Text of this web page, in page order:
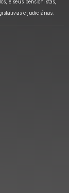
e seus pensionistas,
e judiciárias.